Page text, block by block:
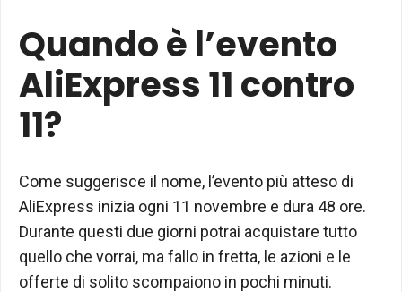
Quando è l’evento
AliExpress 11 contro
11?
Come suggerisce il nome, l’evento più atteso di
AliExpress inizia ogni 11 novembre e dura 48 ore.
Durante questi due giorni potrai acquistare tutto
quello che vorrai, ma fallo in fretta, le azioni e le
offerte di solito scompaiono in pochi minuti.